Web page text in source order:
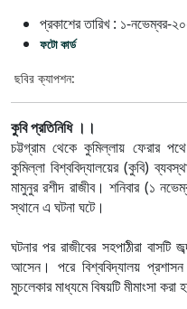
প্রকাশের তারিখ : ১-নভেম্বর-
ফটো কার্ড
ছবির ক্যাপশন:
কুবি প্রতিনিধি ।।
চট্টগ্রাম থেকে কুমিল্লায় ফেরার
কুমিল্লা বিশ্ববিদ্যালয়ের (কুবি)
মামুনুর রশীদ রাজীব। শনিবার (১
স্থানে এ ঘটনা ঘটে।
ঘটনার পর রাজীবের সহপাঠীরা বাসটি
আসেন। পরে বিশ্ববিদ্যালয়
মুচলেকার মাধ্যমে বিষয়টি মীমাংসা করা